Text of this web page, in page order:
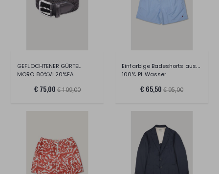
GEFLOCHTENER GÜRTEL
MORO 80%VI 20%EA
€ 75,00 € 109,00
Einfarbige Badeshorts aus Mikrofaser
100% PL Wasser
€ 65,50 € 95,00